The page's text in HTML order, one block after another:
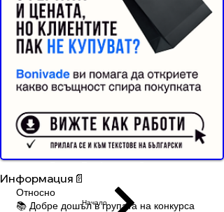
Назад
Aksiniq Vasileva
присъедини към групата.
1
撰寫留言......
Относно
📚 Добре дошъл в групата на конкурса
Информация📄
Начало